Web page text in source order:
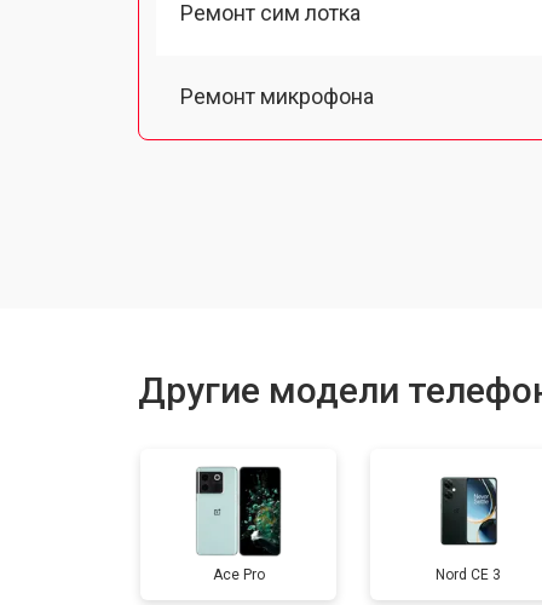
Ремонт сим лотка
Ремонт микрофона
Замена задней крышки
Замена аккумулятора
Другие модели
Ace Pro Nord CE 3